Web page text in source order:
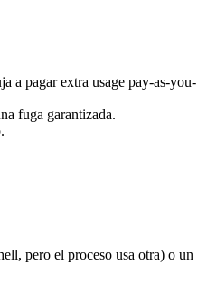
a pagar extra usage pay-as-you-
fuga garantizada.
pero el proceso usa otra) o un